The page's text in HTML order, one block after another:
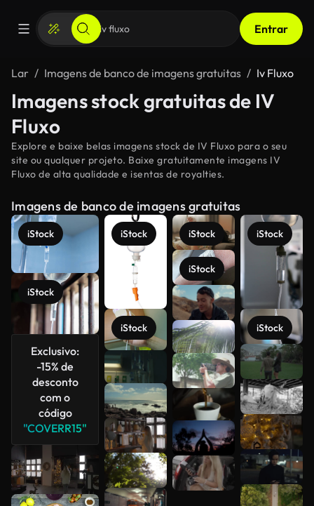
Entrar
Lar Imagens de banco de imagens gratuitas Iv Fluxo
Imagens stock gratuitas de IV
Fluxo
Explore e baixe belas imagens stock de IV Fluxo para o seu
site ou qualquer projeto. Baixe gratuitamente imagens IV
Fluxo de alta qualidade e isentas de royalties.
Imagens de banco de imagens gratuitas
iStock
iStock
Exclusivo:
-15% de
desconto
com o
código
"COVERR15"
iStock
iStock
iStock
iStock
iStock
iStock
Veja mais